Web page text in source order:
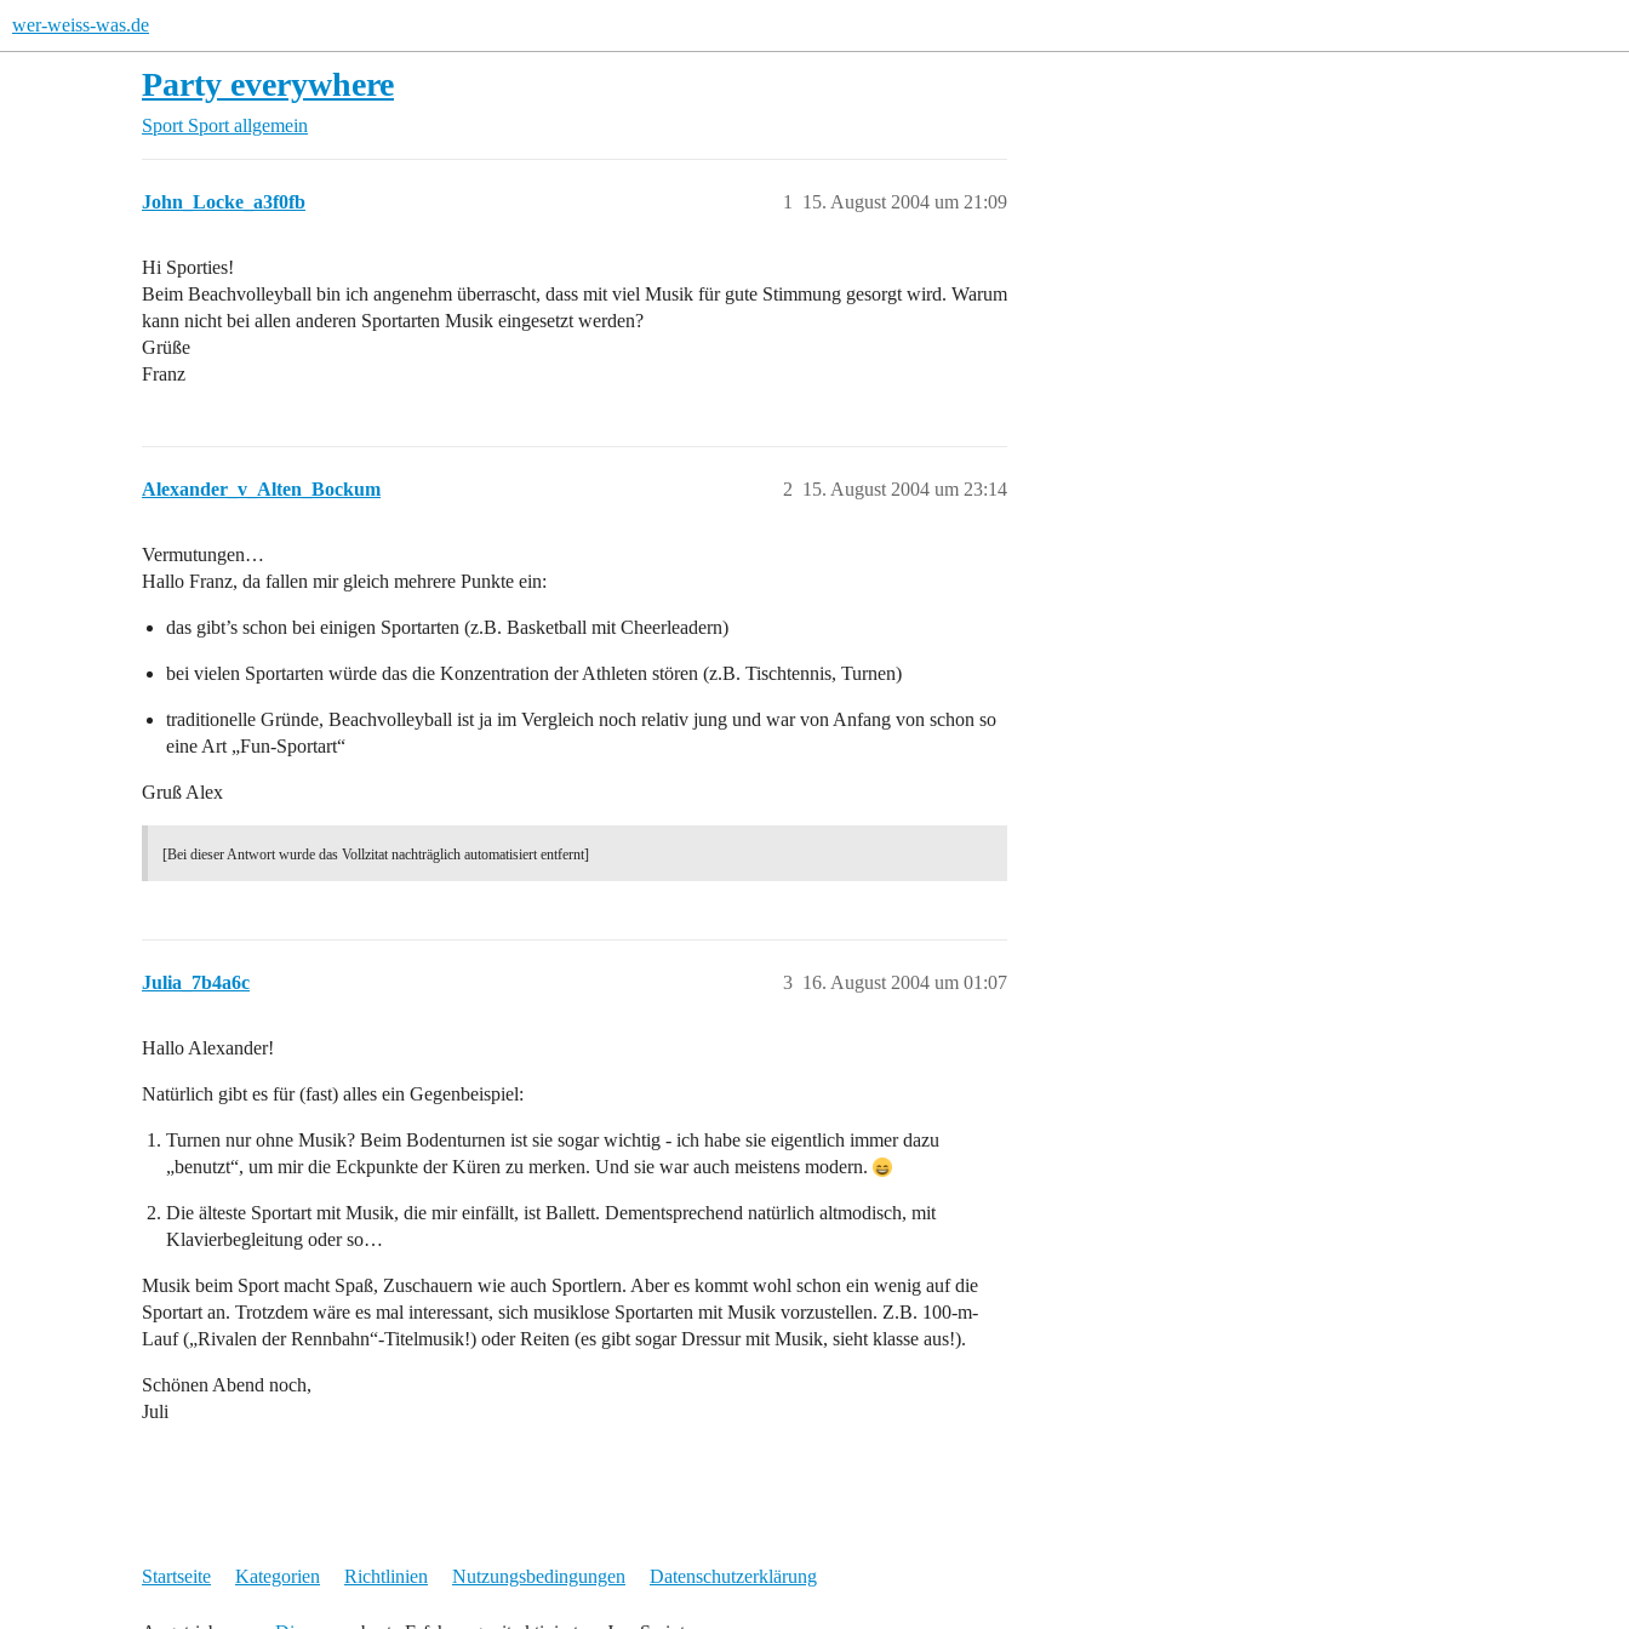
wer-weiss-was.de
Party everywhere
Sport Sport allgemein
John_Locke_a3f0fb 15. August 2004 um 21:09
1
Hi Sporties!
Beim Beachvolleyball bin ich angenehm überrascht, dass mit viel Musik für gute Stimmung gesorgt wird. Warum
kann nicht bei allen anderen Sportarten Musik eingesetzt werden?
Grüße
Franz
Alexander_v_Alten_Bockum 15. August 2004 um 23:14
2
Vermutungen…
Hallo Franz, da fallen mir gleich mehrere Punkte ein:
das gibt’s schon bei einigen Sportarten (z.B. Basketball mit Cheerleadern)
bei vielen Sportarten würde das die Konzentration der Athleten stören (z.B. Tischtennis, Turnen)
traditionelle Gründe, Beachvolleyball ist ja im Vergleich noch relativ jung und war von Anfang von schon so
eine Art „Fun-Sportart“
Gruß Alex
[Bei dieser Antwort wurde das Vollzitat nachträglich automatisiert entfernt]
Julia_7b4a6c 16. August 2004 um 01:07
3
Hallo Alexander!
Natürlich gibt es für (fast) alles ein Gegenbeispiel:
Turnen nur ohne Musik? Beim Bodenturnen ist sie sogar wichtig - ich habe sie eigentlich immer dazu
„benutzt“, um mir die Eckpunkte der Küren zu merken. Und sie war auch meistens modern.
Die älteste Sportart mit Musik, die mir einfällt, ist Ballett. Dementsprechend natürlich altmodisch, mit
Klavierbegleitung oder so…
Musik beim Sport macht Spaß, Zuschauern wie auch Sportlern. Aber es kommt wohl schon ein wenig auf die
Sportart an. Trotzdem wäre es mal interessant, sich musiklose Sportarten mit Musik vorzustellen. Z.B. 100-m-
Lauf („Rivalen der Rennbahn“-Titelmusik!) oder Reiten (es gibt sogar Dressur mit Musik, sieht klasse aus!).
Schönen Abend noch,
Juli
Startseite Kategorien Richtlinien Nutzungsbedingungen Datenschutzerklärung